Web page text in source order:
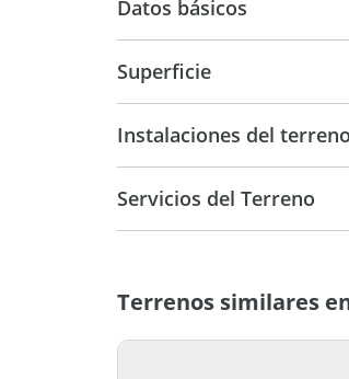
Datos básicos
Superficie
Instalaciones del terreno
Servicios del Terreno
Terrenos similares